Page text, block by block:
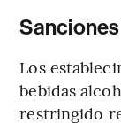
Los
bebidas
restringido